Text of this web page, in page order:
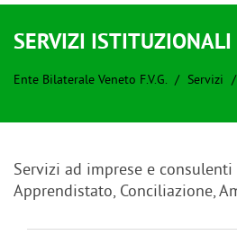
SERVIZI ISTITUZIONALI
Ente Bilaterale Veneto F.V.G. Servizi
Servizi ad imprese e
Apprendistato, Conciliazione,